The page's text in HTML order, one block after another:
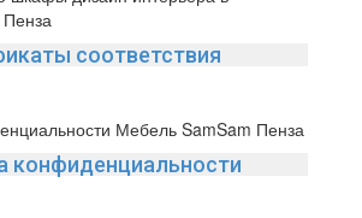
соответствия
конфиденциальности